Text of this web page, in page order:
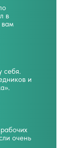
в
вам
себя.
и
очень